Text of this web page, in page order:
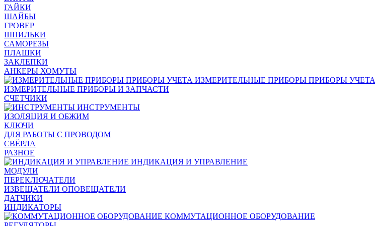
ГАЙКИ
ШАЙБЫ
ГРОВЕР
ШПИЛЬКИ
САМОРЕЗЫ
ПЛАШКИ
ЗАКЛЕПКИ
АНКЕРЫ ХОМУТЫ
ИЗМЕРИТЕЛЬНЫЕ ПРИБОРЫ ПРИБОРЫ УЧЕТА
ИЗМЕРИТЕЛЬНЫЕ ПРИБОРЫ И ЗАПЧАСТИ
СЧЕТЧИКИ
ИНСТРУМЕНТЫ
ИЗОЛЯЦИЯ И ОБЖИМ
КЛЮЧИ
ДЛЯ РАБОТЫ С ПРОВОДОМ
СВЁРЛА
РАЗНОЕ
ИНДИКАЦИЯ И УПРАВЛЕНИЕ
МОДУЛИ
ПЕРЕКЛЮЧАТЕЛИ
ИЗВЕЩАТЕЛИ ОПОВЕЩАТЕЛИ
ДАТЧИКИ
ИНДИКАТОРЫ
КОММУТАЦИОННОЕ ОБОРУДОВАНИЕ